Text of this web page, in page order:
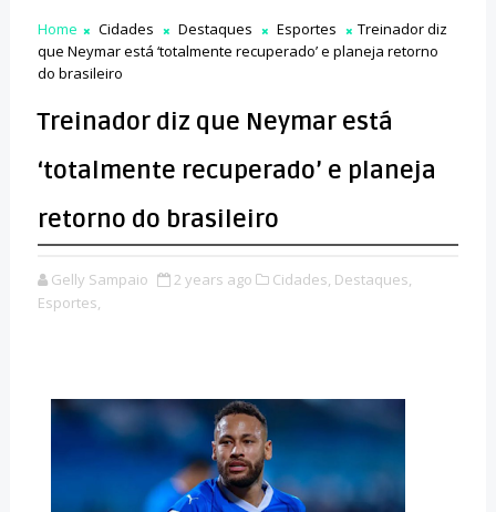
Home Cidades Destaques Esportes
Treinador diz
que Neymar está ‘totalmente recuperado’ e planeja retorno
do brasileiro
Treinador diz que Neymar está
‘totalmente recuperado’ e planeja
retorno do brasileiro
Gelly Sampaio 2 years ago Cidades, Destaques,
Esportes,